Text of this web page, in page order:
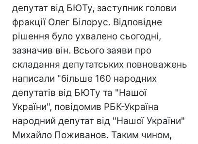
депутат від БЮТу, заступник голови
фракції Олег Білорус. Відповідне
рішення було ухвалено сьогодні,
зазначив він. Всього заяви про
складання депутатських повноважень
написали "більше 160 народних
депутатів від БЮТу та "Нашої
України", повідомив РБК-Україна
народний депутат від "Нашої України"
Михайло Поживанов. Таким чином,